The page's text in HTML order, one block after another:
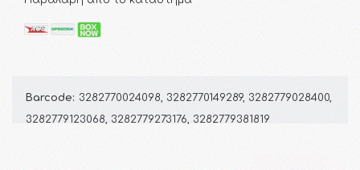
Barcode: 3282770024098, 3282770149289, 3282779028400,
3282779123068, 3282779273176, 3282779381819